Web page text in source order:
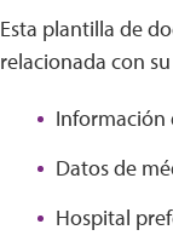
Esta plantilla de
relacionada con
Información
Datos de
Hospital